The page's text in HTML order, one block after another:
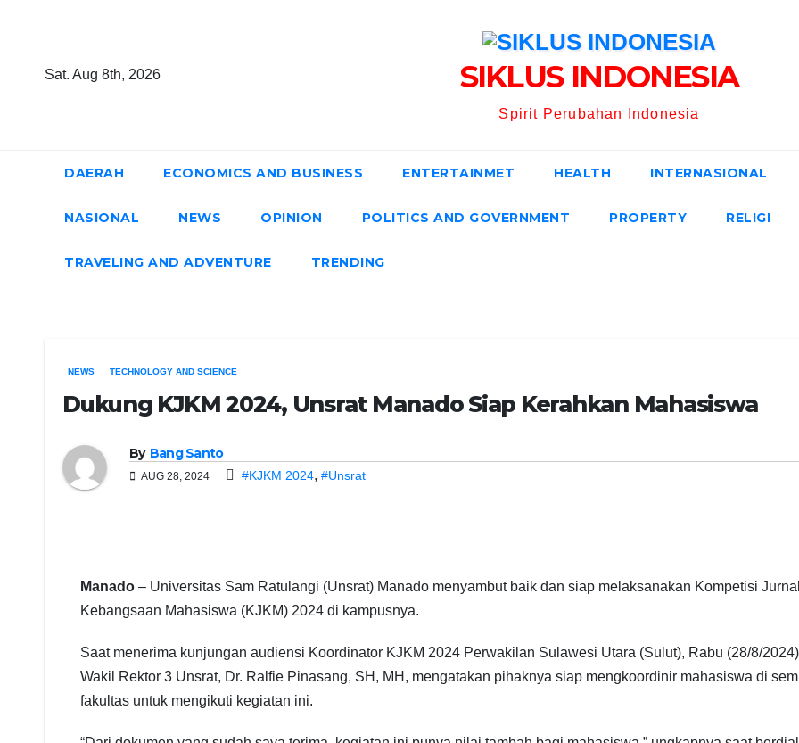
Sat. Aug 8th, 2026 SIKLUS INDONESIA
Spirit Perubahan Indonesia
DAERAH ECONOMICS AND BUSINESS ENTERTAINMET HEALTH INTERNASIONAL
NASIONAL NEWS OPINION POLITICS AND GOVERNMENT PROPERTY RELIGI
TRAVELING AND ADVENTURE TRENDING
NEWS TECHNOLOGY AND SCIENCE
Dukung KJKM 2024, Unsrat Manado Siap Kerahkan Mahasiswa
By Bang Santo
AUG 28, 2024 #KJKM 2024, #Unsrat
Manado – Universitas Sam Ratulangi (Unsrat) Manado menyambut baik dan siap melaksanakan Kompetisi
Kebangsaan Mahasiswa (KJKM) 2024 di kampusnya.
Saat menerima kunjungan audiensi Koordinator KJKM 2024 Perwakilan Sulawesi Utara (Sulut), Rabu (28/8/
Wakil Rektor 3 Unsrat, Dr. Ralfie Pinasang, SH, MH, mengatakan pihaknya siap mengkoordinir mahasiswa di
fakultas untuk mengikuti kegiatan ini.